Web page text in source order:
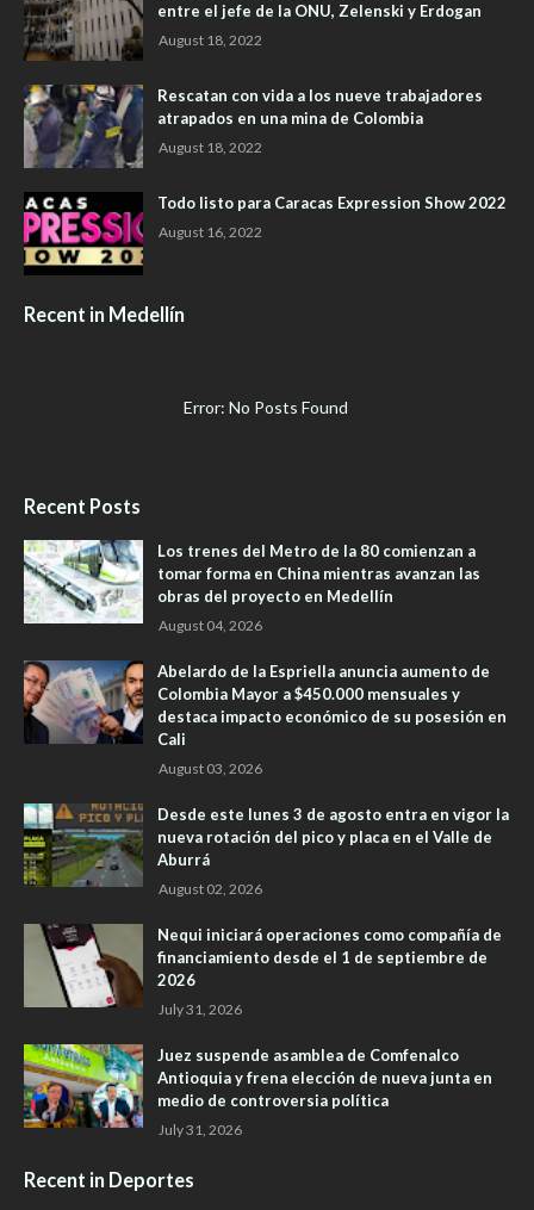
entre el jefe de la ONU, Zelenski y Erdogan
August 18, 2022
Rescatan con vida a los nueve trabajadores
atrapados en una mina de Colombia
August 18, 2022
Todo listo para Caracas Expression Show 2022
August 16, 2022
Recent in Medellín
Error: No Posts Found
Recent Posts
Los trenes del Metro de la 80 comienzan a
tomar forma en China mientras avanzan las
obras del proyecto en Medellín
August 04, 2026
Abelardo de la Espriella anuncia aumento de
Colombia Mayor a $450.000 mensuales y
destaca impacto económico de su posesión en
Cali
August 03, 2026
Desde este lunes 3 de agosto entra en vigor la
nueva rotación del pico y placa en el Valle de
Aburrá
August 02, 2026
Nequi iniciará operaciones como compañía de
financiamiento desde el 1 de septiembre de
2026
July 31, 2026
Juez suspende asamblea de Comfenalco
Antioquia y frena elección de nueva junta en
medio de controversia política
July 31, 2026
Recent in Deportes